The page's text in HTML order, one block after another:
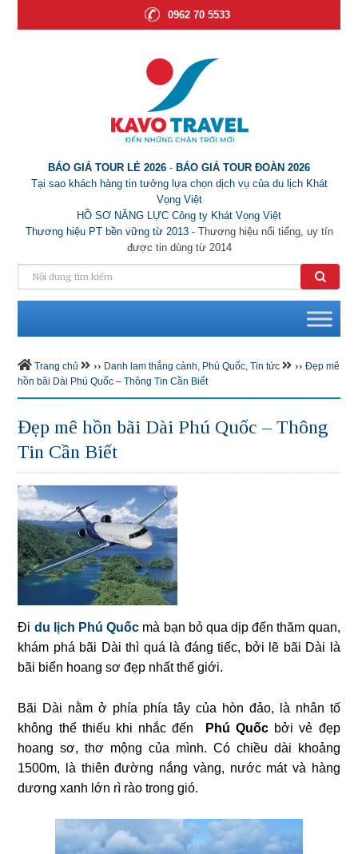
0962 70 5533
BÁO GIÁ TOUR LẺ 2026 - BÁO GIÁ TOUR ĐOÀN 2026
Tại sao khách hàng tin tưởng lựa chọn dịch vụ của du lịch Khát
Vọng Việt
HỒ SƠ NĂNG LỰC Công ty Khát Vọng Việt
Thương hiệu PT bền vững từ 2013- Thương hiệu nổi tiếng, uy tín
được tin dùng từ 2014
Trang chủ ›› Danh lam thắng cảnh, Phú Quốc,Tin tức ›› Đẹp mê
hồn bãi Dài Phú Quốc – Thông Tin Cần Biết
Đẹp mê hồn bãi Dài Phú Quốc – Thông
Tin Cần Biết
Đi du lịch Phú Quốc mà bạn bỏ qua dịp đến thăm quan,
khám phá bãi Dài thì quá là đáng tiếc, bởi lẽ bãi Dài là
bãi biển hoang sơ đẹp nhất thế giới.
Bãi Dài nằm ở phía phía tây của hòn đảo, là nhân tố
không thể thiếu khi nhắc đến
Phú Quốc bởi vẻ đẹp
hoang sơ, thơ mộng của mình. Có chiều dài khoảng
1500m, là thiên đường nắng vàng, nước mát và hàng
dương xanh lớn rì rào trong gió.